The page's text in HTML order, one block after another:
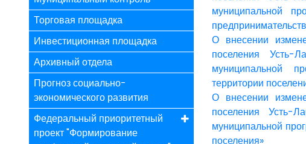
Торговая площадка
Инвестиционная площадка
Архивный отдела
Прогноз социально-
экономического развития
Федеральный приоритетный
проект "Формирование
муниципальной
О внесении
поселения Усть-
муниципальной
территории
О внесении
поселения Усть-
муниципальной
поселения»